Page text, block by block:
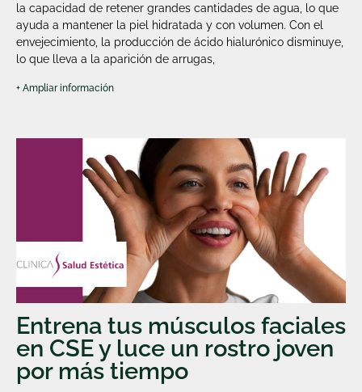
la capacidad de retener grandes cantidades de agua, lo que
ayuda a mantener la piel hidratada y con volumen. Con el
envejecimiento, la producción de ácido hialurónico disminuye,
lo que lleva a la aparición de arrugas,
+ Ampliar información
Entrena tus músculos faciales
en CSE y luce un rostro joven
por más tiempo